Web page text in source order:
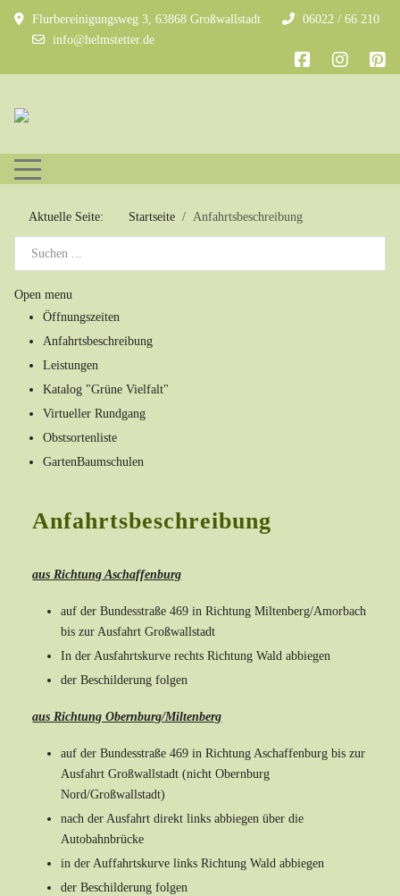
Flurbereinigungsweg 3, 63868 Großwallstadt
06022 / 66 210
info@helmstetter.de
Mobile Menu Toggle
Aktuelle Seite: Startseite Anfahrtsbeschreibung
Open menu
Öffnungszeiten
Anfahrtsbeschreibung
Leistungen
Katalog "Grüne Vielfalt"
Virtueller Rundgang
Obstsortenliste
GartenBaumschulen
Anfahrtsbeschreibung
aus Richtung Aschaffenburg
auf der Bundesstraße 469 in Richtung Miltenberg/Amorbach
bis zur Ausfahrt Großwallstadt
In der Ausfahrtskurve rechts Richtung Wald abbiegen
der Beschilderung folgen
aus Richtung Obernburg/Miltenberg
auf der Bundesstraße 469 in Richtung Aschaffenburg bis zur
Ausfahrt Großwallstadt (nicht Obernburg
Nord/Großwallstadt)
nach der Ausfahrt direkt links abbiegen über die
Autobahnbrücke
in der Auffahrtskurve links Richtung Wald abbiegen
der Beschilderung folgen